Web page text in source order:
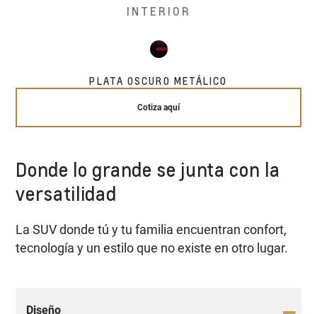
INTERIOR
PLATA OSCURO METÁLICO
Cotiza aquí
Donde lo grande se junta con la
versatilidad
La SUV donde tú y tu familia encuentran confort,
tecnología y un estilo que no existe en otro lugar.
Diseño